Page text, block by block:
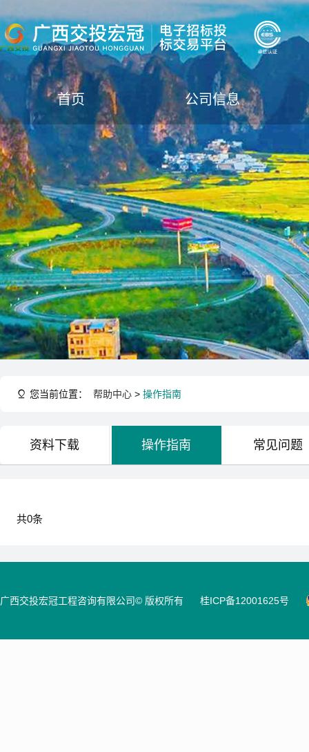
首页 公司信息
您当前位置： 帮助中心 > 操作指南
资料下载 操作指南 常见问题
共0条
广西交投宏冠工程咨询有限公司© 版权所有 桂ICP备12001625号